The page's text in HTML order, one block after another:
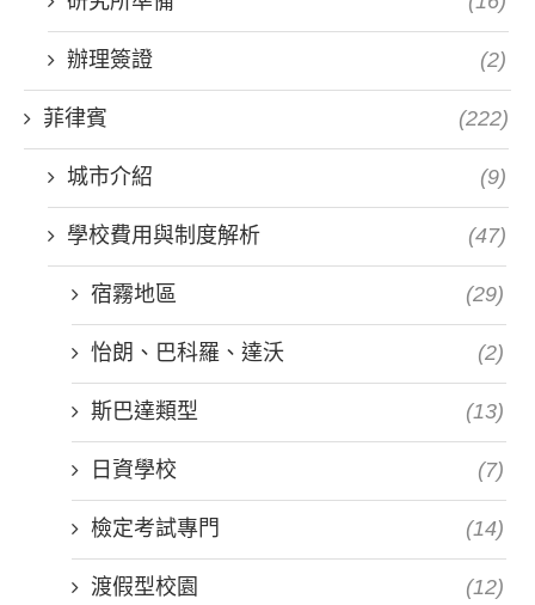
辦理簽證 (2)
菲律賓 (222)
城市介紹 (9)
學校費用與制度解析 (47)
宿霧地區 (29)
怡朗、巴科羅、達沃 (2)
斯巴達類型 (13)
日資學校 (7)
檢定考試專門 (14)
渡假型校園 (12)